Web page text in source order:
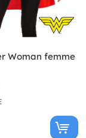
Woman femme